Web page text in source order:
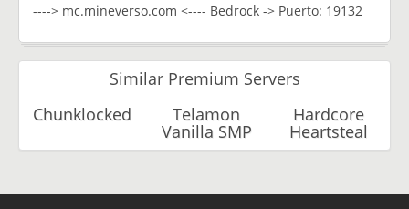
----> mc.mineverso.com <---- Bedrock -> Puerto: 19132
Similar Premium Servers
Chunklocked
Telamon
Vanilla SMP
Hardcore
Heartsteal